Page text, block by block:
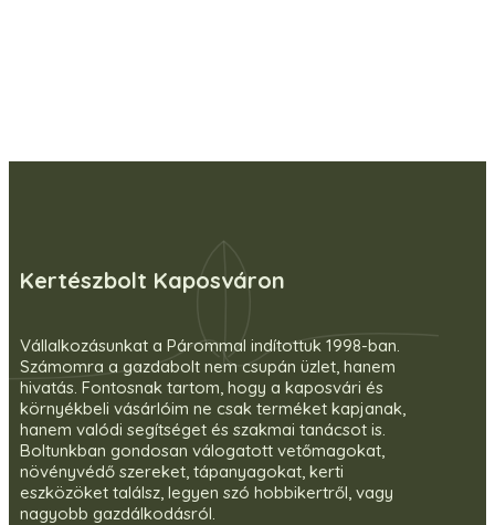
Kertészbolt Kaposváron
Vállalkozásunkat a Párommal indítottuk 1998-ban.
Számomra a gazdabolt nem csupán üzlet, hanem
hivatás. Fontosnak tartom, hogy a kaposvári és
környékbeli vásárlóim ne csak terméket kapjanak,
hanem valódi segítséget és szakmai tanácsot is.
Boltunkban gondosan válogatott vetőmagokat,
növényvédő szereket, tápanyagokat, kerti
eszközöket találsz, legyen szó hobbikertről, vagy
nagyobb gazdálkodásról.